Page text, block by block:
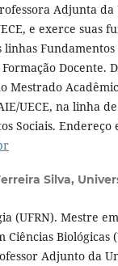
Adjunta
e exerce suas
linhas
Docente.
Mestrado
UECE, na linha
Sociais. Endereço
Silva,
(UFRN). Mestre
Ciências Biológicas
Adjunto da